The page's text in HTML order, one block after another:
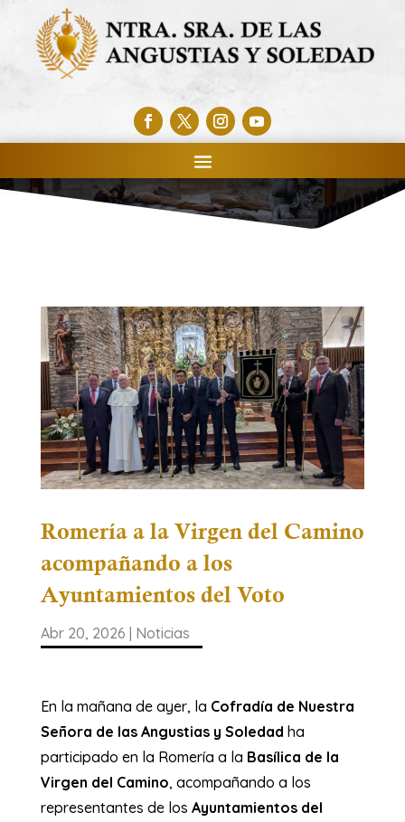
Romería a la Virgen del Camino
acompañando a los
Ayuntamientos del Voto
Abr 20, 2026 | Noticias
En la mañana de ayer, la Cofradía de Nuestra
Señora de las Angustias y Soledad ha
participado en la Romería a la Basílica de la
Virgen del Camino, acompañando a los
representantes de los Ayuntamientos del